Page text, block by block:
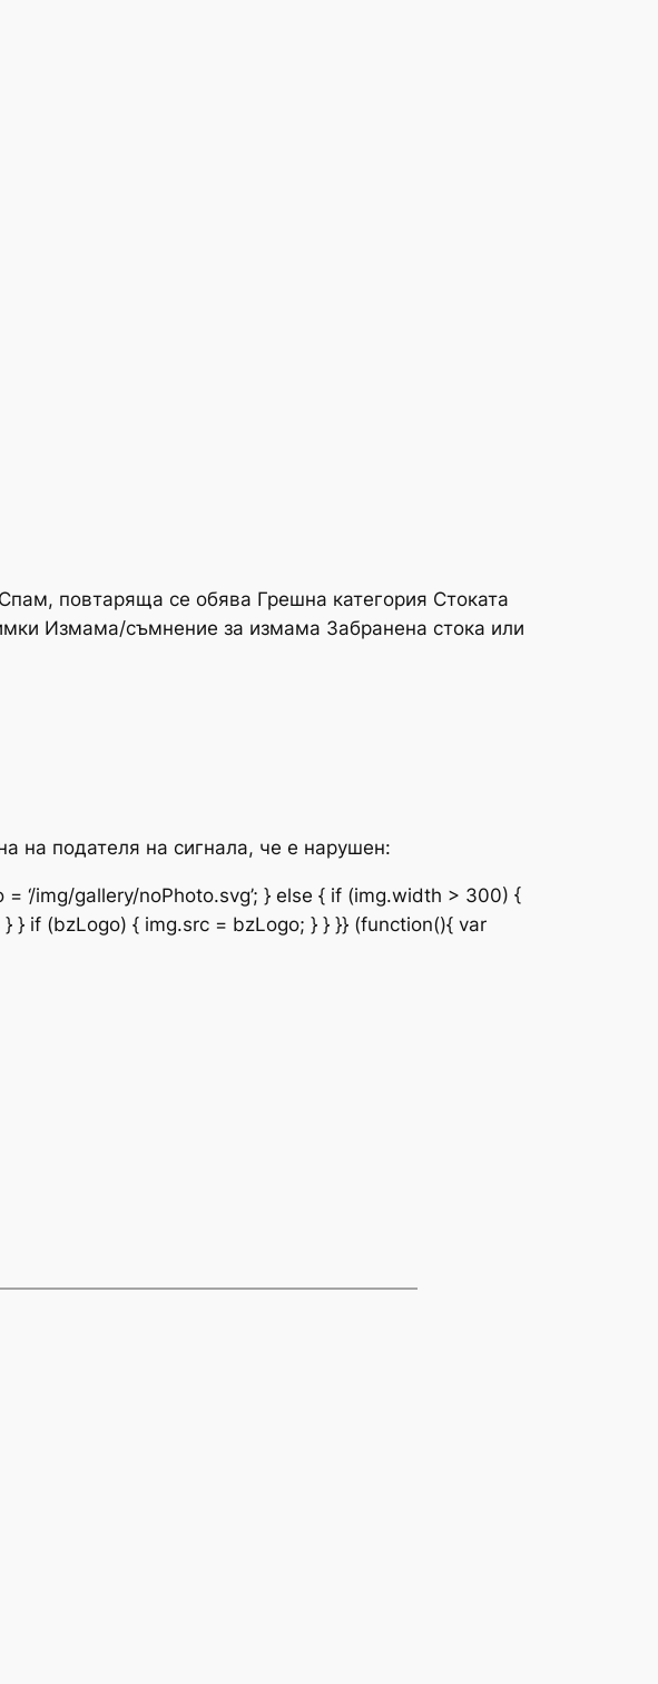
повтаряща се обява Грешна категория Стоката
Измама/съмнение за измама Забранена стока или
на подателя на сигнала, че е нарушен:
‘/img/gallery/noPhoto.svg’; } else { if (img.width > 300) {
} } if (bzLogo) { img.src = bzLogo; } } }} (function(){ var